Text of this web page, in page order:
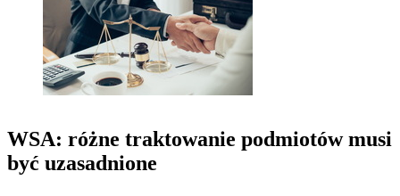
WSA: różne traktowanie podmiotów musi
być uzasadnione